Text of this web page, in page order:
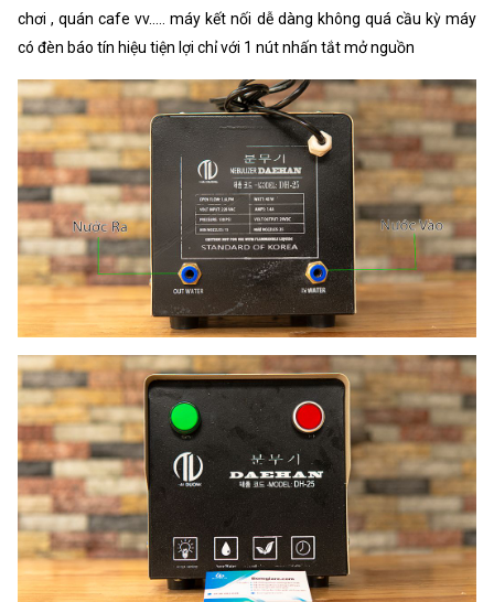
chơi , quán cafe vv..... máy kết nối dễ dàng không quá cầu kỳ máy
có đèn báo tín hiệu tiện lợi chỉ với 1 nút nhấn tắt mở nguồn